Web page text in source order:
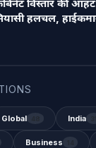
विस्तार की
हलचल,
Global India
Business